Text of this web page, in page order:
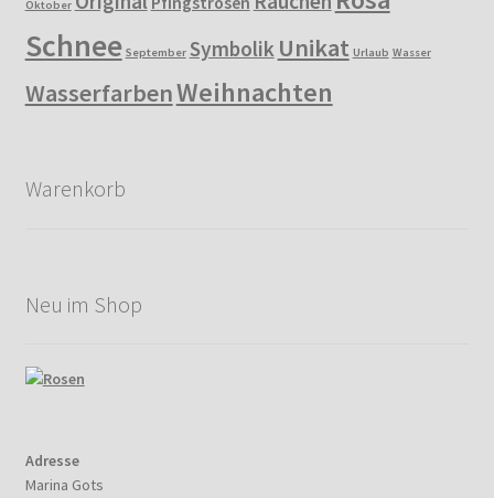
Oktober
Schnee September Symbolik Unikat Urlaub Wasser
WasserfarbenWeihnachten
Warenkorb
Neu im Shop
Adresse
Marina Gots